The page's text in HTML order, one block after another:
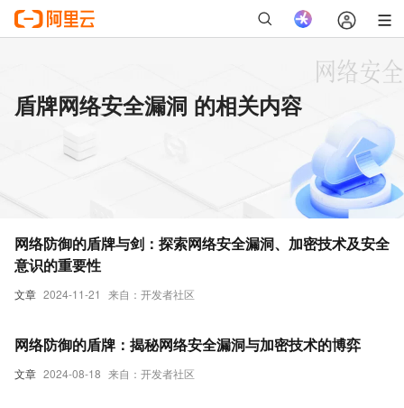
盾牌网络安全漏洞 的相关内容
文章 2024-11-21 来自：开发者社区
网络防御的盾牌与剑：探索网络安全漏洞、加密技术及安全
意识的重要性
文章 2024-08-18 来自：开发者社区
网络防御的盾牌：揭秘网络安全漏洞与加密技术的博弈